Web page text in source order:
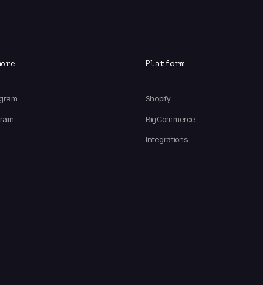
Platform
Shopify
BigCommerce
Integrations